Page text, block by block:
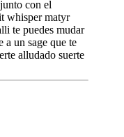
con el
whisper matyr
te puedes mudar
a un sage que te
alludado suerte